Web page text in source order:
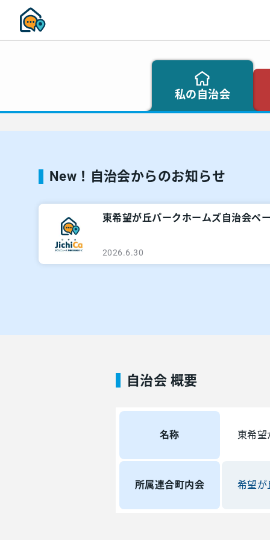
私の自治会
New！自治会からのお知らせ
東希望が丘パークホームズ自治会ペ
2026.6.30
自治会 概要
名称 東希
所属連合町内会 希望が